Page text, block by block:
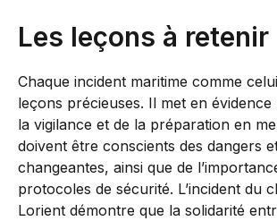
Les leçons à retenir
Chaque incident maritime comme
leçons précieuses. Il met en évidence
la vigilance et de la préparation en
doivent être conscients des dangers
changeantes, ainsi que de
protocoles de sécurité. L’incident du
Lorient démontre que la solidarité